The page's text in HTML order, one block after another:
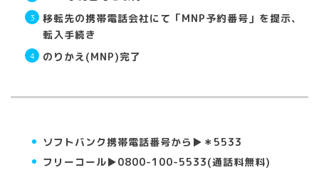
移転先の携帯電話会社にて「MNP予約番号」を提示、
転入手続き
のりかえ(MNP)完了
ソフトバンク携帯電話番号から▶︎＊5533
フリーコール▶︎0800-100-5533(通話料無料)